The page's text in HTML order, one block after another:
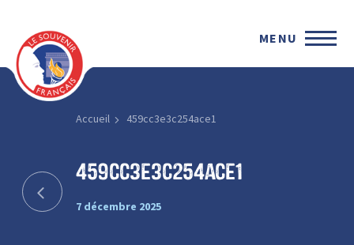
MENU
Accueil 459cc3e3c254ace1
459cc3e3c254ace1
7 décembre 2025